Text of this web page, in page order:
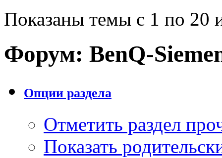
Показаны темы с 1 по 20
Форум: BenQ-
Опции раздела
Отметить раздел
Показать